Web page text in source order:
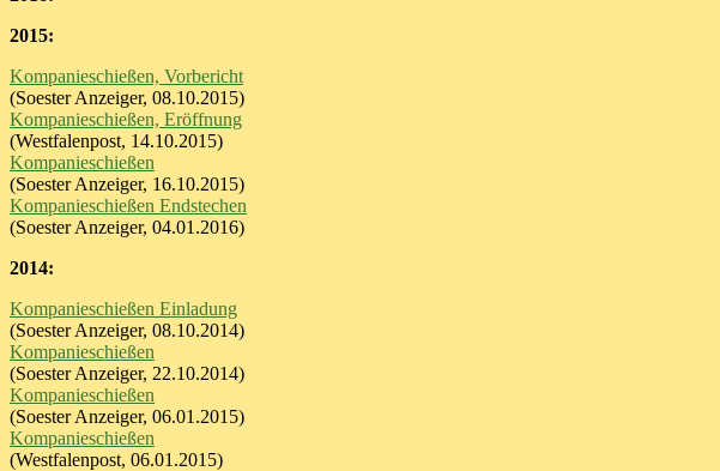
2015:
Kompanieschießen, Vorbericht
(Soester Anzeiger, 08.10.2015)
Kompanieschießen, Eröffnung
(Westfalenpost, 14.10.2015)
Kompanieschießen
(Soester Anzeiger, 16.10.2015)
Kompanieschießen Endstechen
(Soester Anzeiger, 04.01.2016)
2014:
Kompanieschießen Einladung
(Soester Anzeiger, 08.10.2014)
Kompanieschießen
(Soester Anzeiger, 22.10.2014)
Kompanieschießen
(Soester Anzeiger, 06.01.2015)
Kompanieschießen
(Westfalenpost, 06.01.2015)